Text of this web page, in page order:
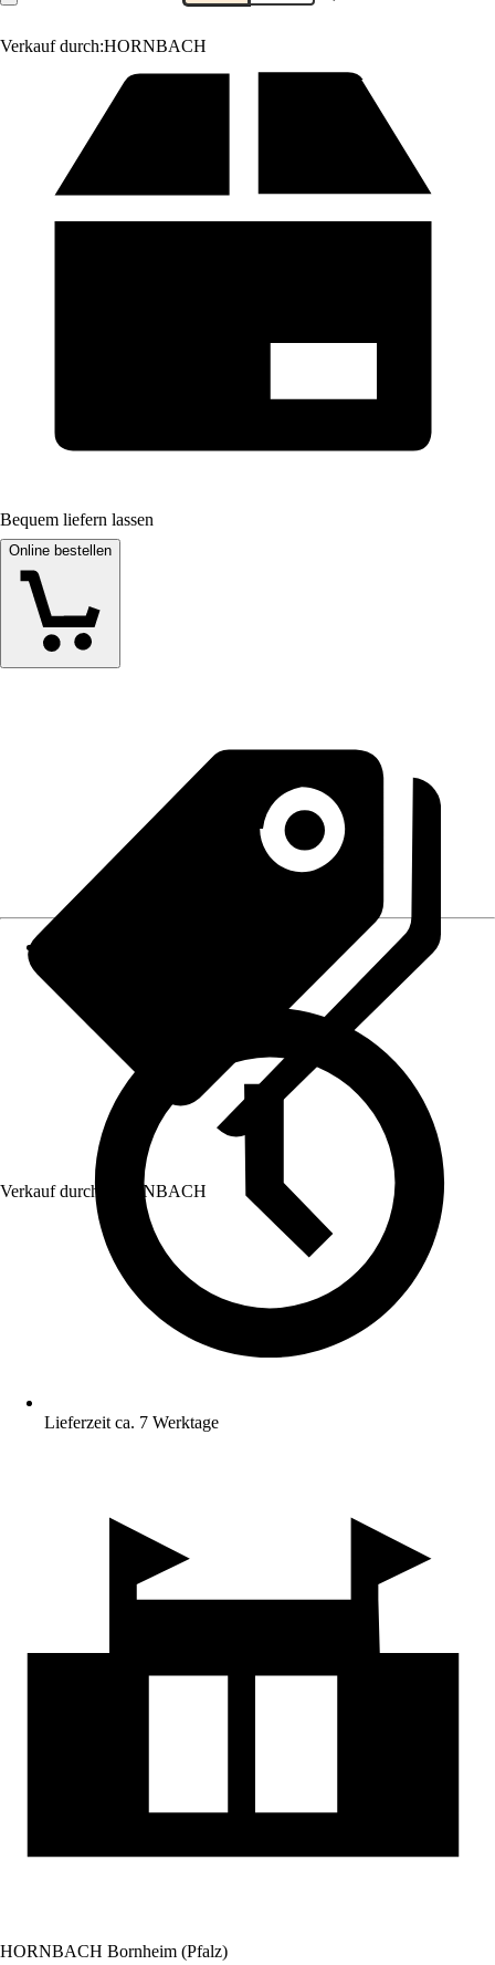
Verkauf durch:HORNBACH
Bequem liefern lassen
Online bestellen
Verkauf durch: HORNBACH
Lieferzeit ca. 7 Werktage
HORNBACH Bornheim (Pfalz)